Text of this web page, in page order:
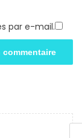
par e-mail.